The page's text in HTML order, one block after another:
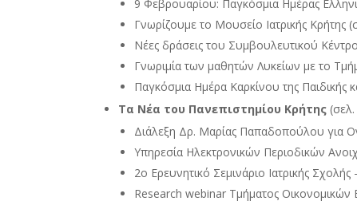
9 Φεβρουαρίου: Παγκόσμια Ημέρας
Γνωρίζουμε το Μουσείο Ιατρικής Κρήτης
Νέες δράσεις του Συμβουλευτικού
Γνωριμία των μαθητών Λυκείων με το
Παγκόσμια Ημέρα Καρκίνου της Παιδικής
Τα Νέα του Πανεπιστημίου Κρήτης
Διάλεξη Δρ. Μαρίας Παπαδοπούλου για
Υπηρεσία Ηλεκτρονικών Περιοδικών
2ο Ερευνητικό Σεμινάριο Ιατρικής
Research webinar Τμήματος